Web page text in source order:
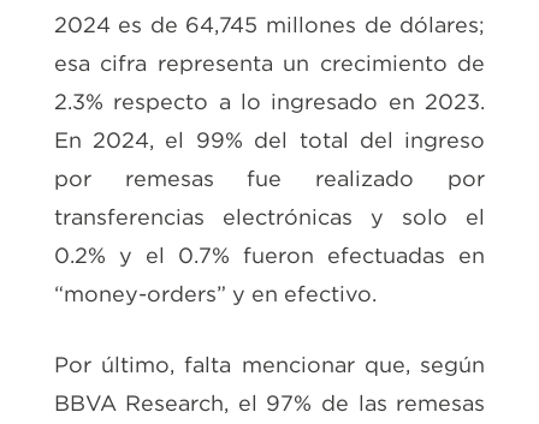
2024 es de 64,745 millones de dólares;
esa cifra representa un crecimiento de
2.3% respecto a lo ingresado en 2023.
En 2024, el 99% del total del ingreso
por remesas fue realizado por
transferencias electrónicas y solo el
0.2% y el 0.7% fueron efectuadas en
“money-orders” y en efectivo.
Por último, falta mencionar que, según
BBVA Research, el 97% de las remesas